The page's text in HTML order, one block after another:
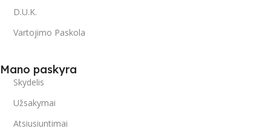
D.U.K.
Vartojimo Paskola
Mano paskyra
Skydelis
Užsakymai
Atsiusiuntimai